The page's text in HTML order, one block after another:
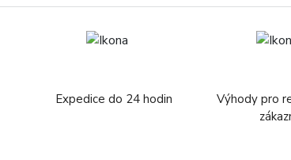
Expedice do 24 hodin
Výhody pro